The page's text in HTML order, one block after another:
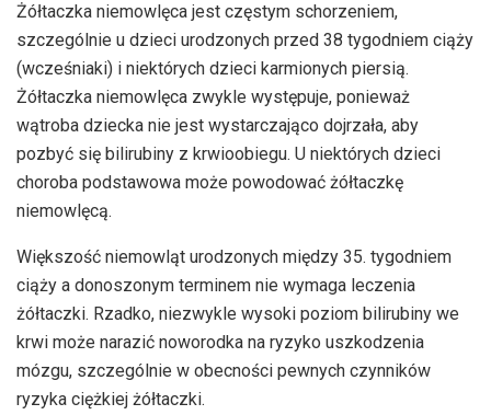
Żółtaczka niemowlęca jest częstym schorzeniem,
szczególnie u dzieci urodzonych przed 38 tygodniem ciąży
(wcześniaki) i niektórych dzieci karmionych piersią.
Żółtaczka niemowlęca zwykle występuje, ponieważ
wątroba dziecka nie jest wystarczająco dojrzała, aby
pozbyć się bilirubiny z krwioobiegu. U niektórych dzieci
choroba podstawowa może powodować żółtaczkę
niemowlęcą.
Większość niemowląt urodzonych między 35. tygodniem
ciąży a donoszonym terminem nie wymaga leczenia
żółtaczki. Rzadko, niezwykle wysoki poziom bilirubiny we
krwi może narazić noworodka na ryzyko uszkodzenia
mózgu, szczególnie w obecności pewnych czynników
ryzyka ciężkiej żółtaczki.